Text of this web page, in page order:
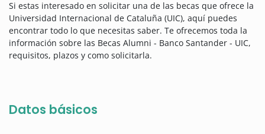
Si estas interesado en solicitar una de las becas que ofrece la
Universidad Internacional de Cataluña (UIC), aquí puedes
encontrar todo lo que necesitas saber. Te ofrecemos toda la
información sobre las Becas Alumni - Banco Santander - UIC,
requisitos, plazos y como solicitarla.
Datos básicos